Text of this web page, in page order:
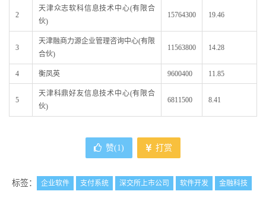
2
天津众志软科信息技术中心(有限合
伙)
15764300 19.46
3
天津融商力源企业管理咨询中心(有限
合伙)
11563800 14.28
4 衡凤英 9600400 11.85
5
天津科鼎好友信息技术中心(有限合
伙)
6811500 8.41
赞(1) 打赏
标签： 企业软件 支付系统 深交所上市公司 软件开发 金融科技